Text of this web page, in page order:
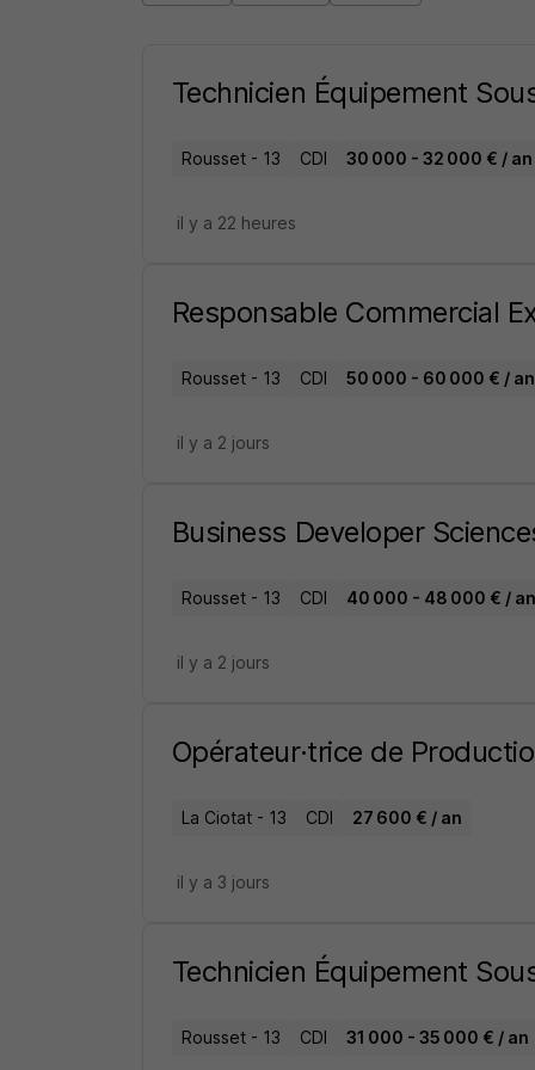
Technicien Équipement
Rousset - 13 CDI 30 000 - 32 000 € / an
il y a 22 heures
Responsable Commercial
Rousset - 13 CDI 50 000 - 60 000 € / an
il y a 2 jours
Business Developer
Rousset - 13 CDI 40 000 - 48 000 € / an
il y a 2 jours
Opérateur·trice de
La Ciotat - 13 CDI 27 600 € / an
il y a 3 jours
Technicien Équipement
Rousset - 13 CDI 31 000 - 35 000 € / an